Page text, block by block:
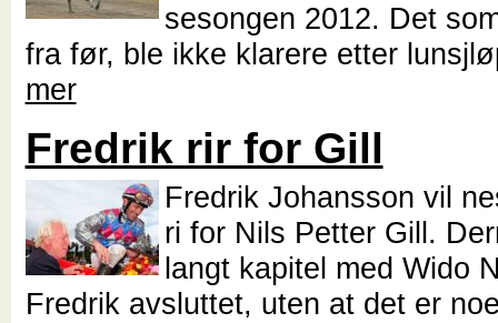
sesongen 2012. Det
fra før, ble ikke klarere etter
mer
Fredrik rir for Gill
Fredrik Johansson vil
ri for Nils Petter Gill.
langt kapitel med Wido
Fredrik avsluttet, uten at det er